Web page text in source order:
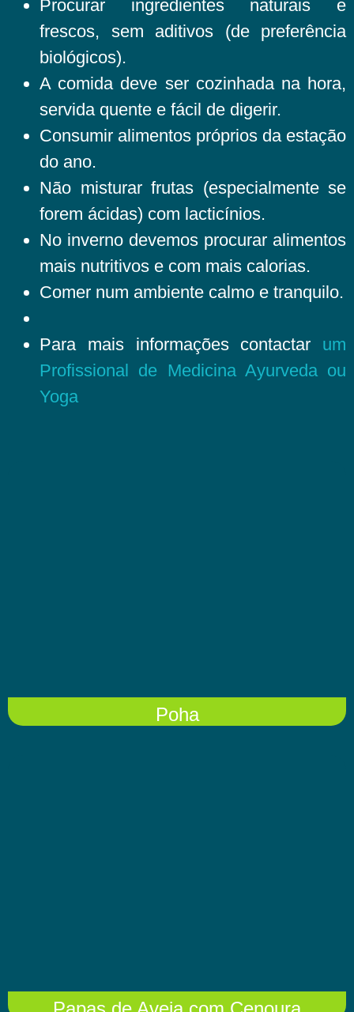
Procurar ingredientes naturais e
frescos, sem aditivos (de preferência
biológicos).
A comida deve ser cozinhada na hora,
servida quente e fácil de digerir.
Consumir alimentos próprios da estação
do ano.
Não misturar frutas (especialmente se
forem ácidas) com lacticínios.
No inverno devemos procurar alimentos
mais nutritivos e com mais calorias.
Comer num ambiente calmo e tranquilo.
Para mais informações contactar um
Profissional de Medicina Ayurveda ou
Yoga
Poha